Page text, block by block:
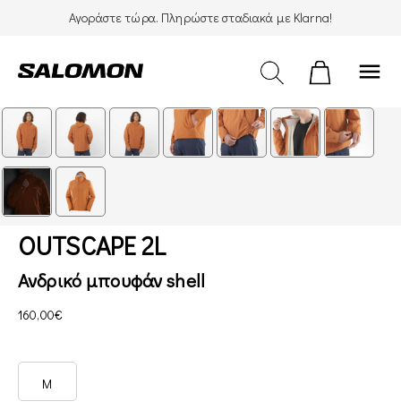
Αγοράστε τώρα. Πληρώστε σταδιακά με Klarna!
menu
OUTSCAPE 2L
Ανδρικό μπουφάν shell
160,00€
M